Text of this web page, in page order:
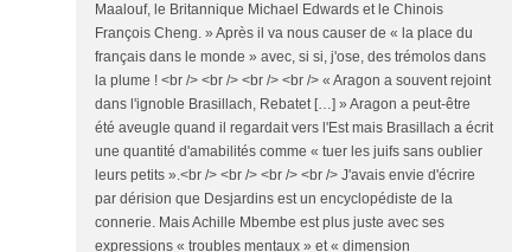
Maalouf, le Britannique Michael Edwards et le Chinois
François Cheng. » Après il va nous causer de « la place du
français dans le monde » avec, si si, j'ose, des trémolos dans
la plume ! <br /> <br /> <br /> <br /> « Aragon a souvent rejoint
dans l'ignoble Brasillach, Rebatet […] » Aragon a peut-être
été aveugle quand il regardait vers l'Est mais Brasillach a écrit
une quantité d'amabilités comme « tuer les juifs sans oublier
leurs petits ».<br /> <br /> <br /> <br /> J'avais envie d'écrire
par dérision que Desjardins est un encyclopédiste de la
connerie. Mais Achille Mbembe est plus juste avec ses
expressions « troubles mentaux » et « dimension